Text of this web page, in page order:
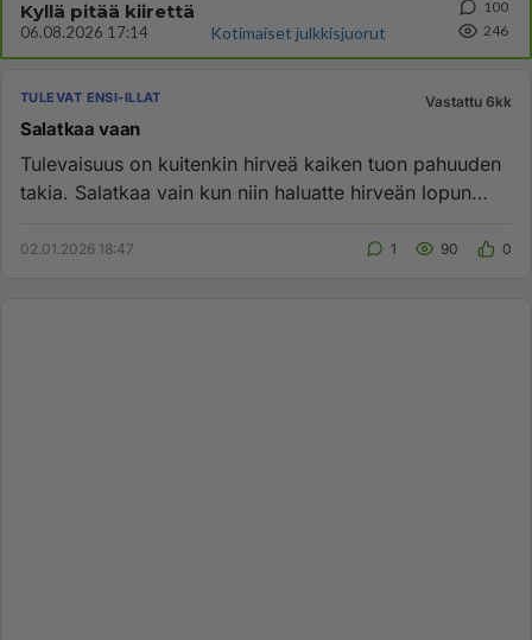
Kyllä pitää kiirettä
06.08.2026 17:14 Kotimaiset julkkisjuorut
100
246
TULEVAT ENSI-ILLAT Vastattu 6kk
Salatkaa vaan
Tulevaisuus on kuitenkin hirveä kaiken tuon pahuuden
takia. Salatkaa vain kun niin haluatte hirveän lopun
02.01.2026 18:47 1 90 0